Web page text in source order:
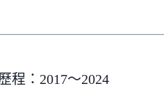
程：2017～2024